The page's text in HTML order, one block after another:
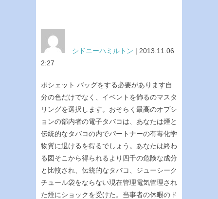
シドニーハミルトン | 2013.11.06
2:27
ポシェット バッグをする必要があります自
分の色だけでなく、イベントを飾るのマスタ
リングを選択します。おそらく最高のオプシ
ョンの部内者の電子タバコは、あなたは煙と
伝統的なタバコの内でパートナーの有毒化学
物質に退けるを得るでしょう。あなたは終わ
る図そこから得られるより四千の危険な成分
と比較され、伝統的なタバコ、ジューシーク
チュール袋をならない現在管理電気管理され
た煙にショックを受けた。当事者の休暇のド